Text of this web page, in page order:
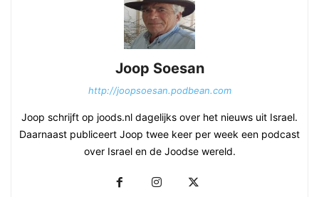
Joop Soesan
http://joopsoesan.podbean.com
Joop schrijft op joods.nl dagelijks over het nieuws uit Israel.
Daarnaast publiceert Joop twee keer per week een podcast
over Israel en de Joodse wereld.